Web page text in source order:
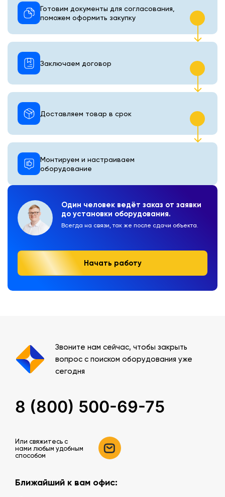
Один человек ведёт заказ от заявки
до установки оборудования.
Всегда на связи, так же после сдачи объекта.
Начать работу
Готовим документы для согласования,
поможем оформить закупку
Монтируем и настраиваем
оборудование
Доставляем товар в срок
Заключаем договор
Звоните нам сейчас, чтобы закрыть
вопрос с поиском оборудования уже
сегодня
8 (800) 500-69-75
Или свяжитесь c
нами любым удобным
способом
Ближайший к вам офис: